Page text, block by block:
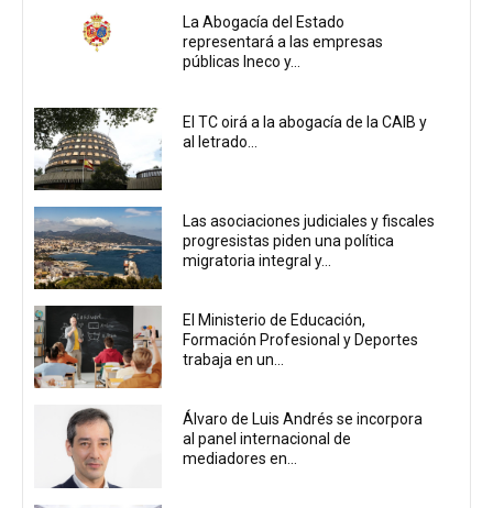
La Abogacía del Estado
representará a las empresas
públicas Ineco y...
El TC oirá a la abogacía de la CAIB y
al letrado...
Las asociaciones judiciales y fiscales
progresistas piden una política
migratoria integral y...
El Ministerio de Educación,
Formación Profesional y Deportes
trabaja en un...
Álvaro de Luis Andrés se incorpora
al panel internacional de
mediadores en...